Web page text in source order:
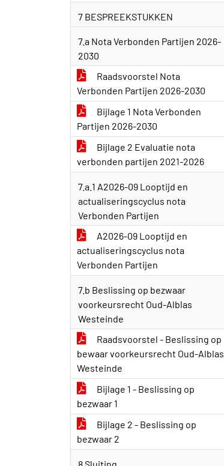
7 BESPREEKSTUKKEN
7.a Nota Verbonden Partijen 2026-
2030
Raadsvoorstel Nota
Verbonden Partijen 2026-2030
Bijlage 1 Nota Verbonden
Partijen 2026-2030
Bijlage 2 Evaluatie nota
verbonden partijen 2021-2026
7.a.1 A2026-09 Looptijd en
actualiseringscyclus nota
Verbonden Partijen
A2026-09 Looptijd en
actualiseringscyclus nota
Verbonden Partijen
7.b Beslissing op bezwaar
voorkeursrecht Oud-Alblas
Westeinde
Raadsvoorstel - Beslissing op
bewaar voorkeursrecht Oud-Alblas
Westeinde
Bijlage 1 - Beslissing op
bezwaar 1
Bijlage 2 - Beslissing op
bezwaar 2